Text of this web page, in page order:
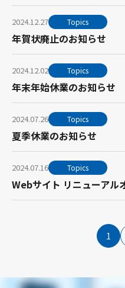
2024.12.27 Topics
年賀状廃止のお知らせ
2024.12.02 Topics
年末年始休業のお知らせ
2024.07.26 Topics
夏季休業のお知らせ
2024.07.16 Topics
Webサイト リニューアル
1